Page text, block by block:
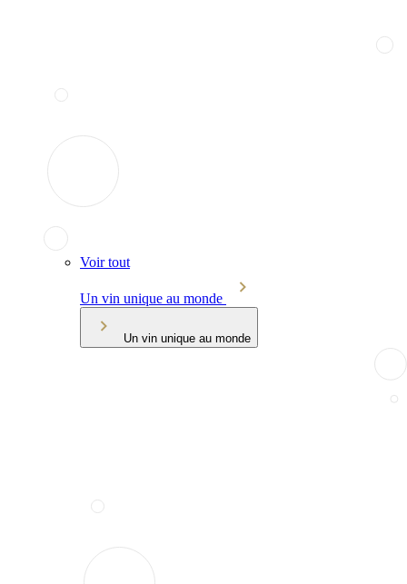
Voir tout
Un vin unique au monde
Un vin unique au monde